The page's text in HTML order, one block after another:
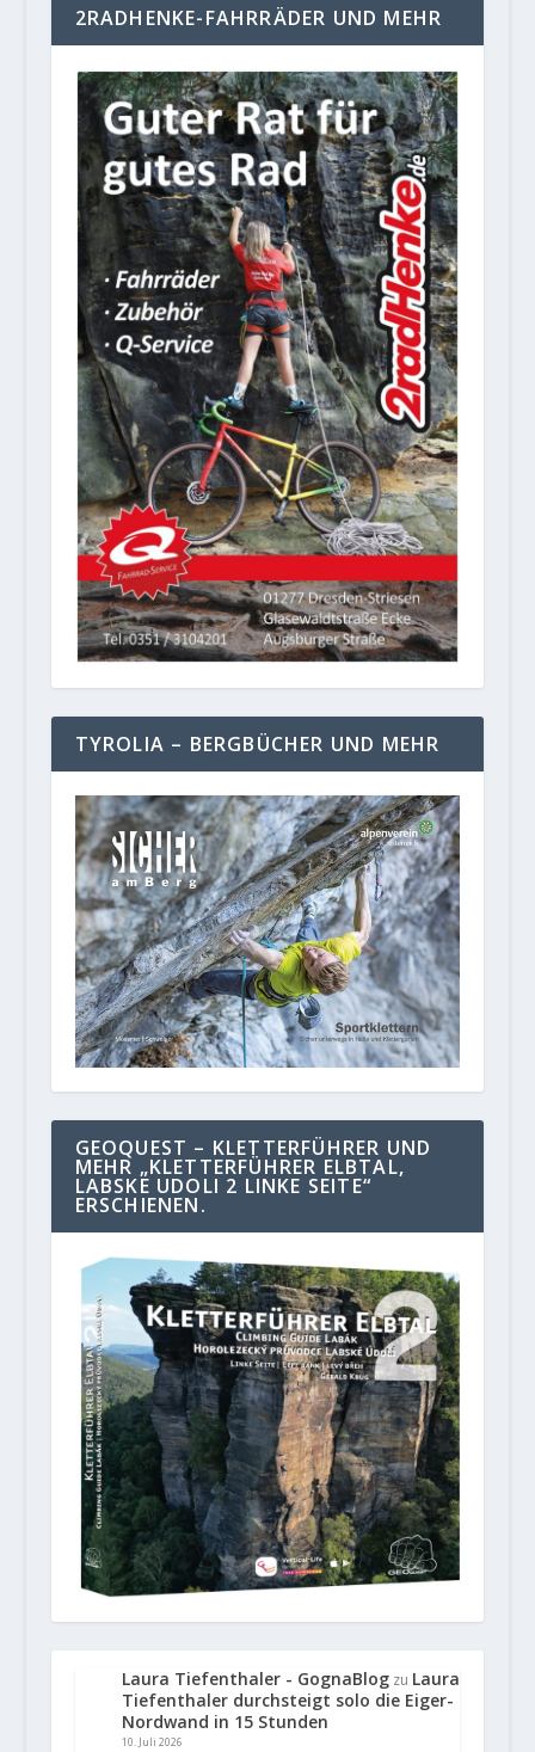
2RADHENKE-FAHRRÄDER UND MEHR
TYROLIA – BERGBÜCHER UND MEHR
GEOQUEST – KLETTERFÜHRER UND
MEHR „KLETTERFÜHRER ELBTAL,
LABSKE UDOLI 2 LINKE SEITE“
ERSCHIENEN.
Laura Tiefenthaler - GognaBlogzu Laura
Tiefenthaler durchsteigt solo die Eiger-
Nordwand in 15 Stunden
10. Juli 2026